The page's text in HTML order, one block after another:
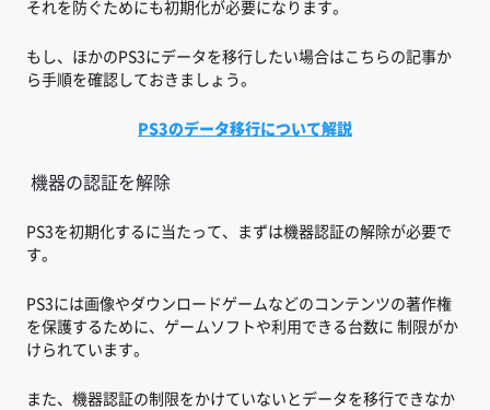
それを防ぐためにも初期化が必要になります。
もし、ほかのPS3にデータを移行したい場合はこちらの記事か
ら手順を確認しておきましょう。
PS3のデータ移行について解説
機器の認証を解除
PS3を初期化するに当たって、まずは機器認証の解除が必要で
す。
PS3には画像やダウンロードゲームなどのコンテンツの著作権
を保護するために、ゲームソフトや利用できる台数に 制限がか
けられています。
また、機器認証の制限をかけていないとデータを移行できなか